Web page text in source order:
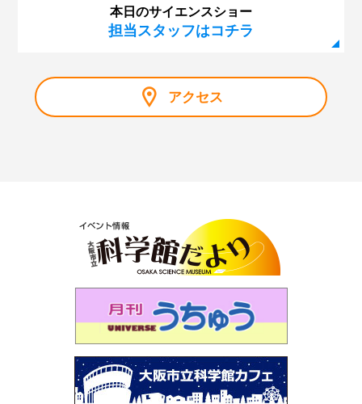
本日のサイエンスショー
担当スタッフはコチラ
アクセス